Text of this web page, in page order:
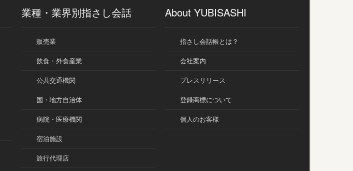
業種・業界別指さし会話
販売業
飲食・外食産業
公共交通機関
国・地方自治体
病院・医療機関
宿泊施設
旅行代理店
About YUBISASHI
指さし会話帳とは？
会社案内
プレスリリース
登録商標について
個人のお客様